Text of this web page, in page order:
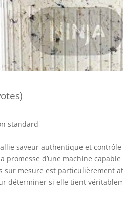
saveur authentique et
promesse d’une machine
mesure est particulièrement
déterminer si elle tient